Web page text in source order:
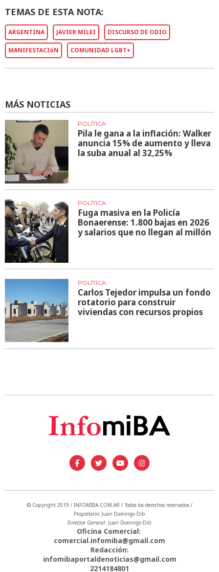
TEMAS DE ESTA NOTA:
ARGENTINA JAVIER MILEI DISCURSO DE ODIO
MANIFESTACIóN COMUNIDAD LGBT+
MÁS NOTICIAS
POLÍTICA
Pila le gana a la inflación: Walker
anuncia 15% de aumento y lleva
la suba anual al 32,25%
POLÍTICA
Fuga masiva en la Policía
Bonaerense: 1.800 bajas en 2026
y salarios que no llegan al millón
POLÍTICA
Carlos Tejedor impulsa un fondo
rotatorio para construir
viviendas con recursos propios
© Copyright 2019 / INFOMIBA.COM.AR / Todos los derechos reservados /
Propietario: Juan Domingo Dib
Director General: Juan Domingo Dib
Oficina Comercial:
comercial.infomiba@gmail.com
Redacción:
infomibaportaldenoticias@gmail.com
2214184801